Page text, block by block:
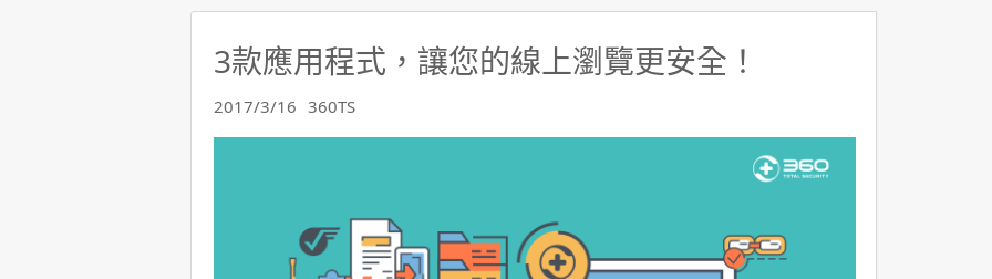
3款應用程式，讓您的線上瀏覽更安全！
2017/3/16 360TS